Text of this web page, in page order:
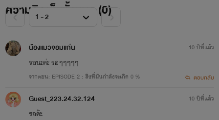
ความคิดเห็นทั้งหมด (0)
น้องแมวจอมแก่น
รอนะค่ะ รอๆๆๆๆๆ
จากตอน: EPISODE 2 : สิ่งที่มันกำลังจะเกิด 0 %
10 ปีที่แล้ว
ตอบกลับ
Guest_223.24.32.124
รอค้ะ
10 ปีที่แล้ว